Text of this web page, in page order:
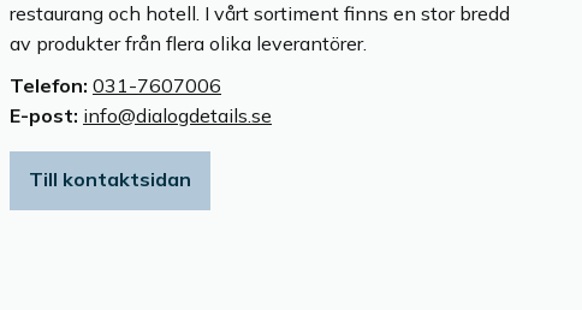
restaurang och hotell. I vårt sortiment finns en stor bredd
av produkter från flera olika leverantörer.
Telefon: 031-7607006
E-post: info@dialogdetails.se
Till kontaktsidan